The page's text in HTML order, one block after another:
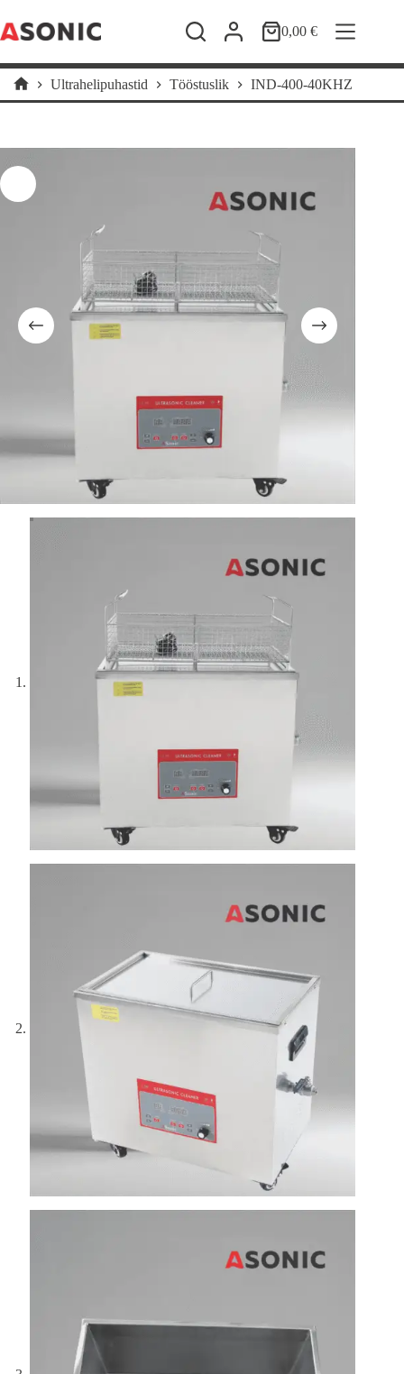
to
content
Shopping
0,00€
Home
Ultrahelipuhastid Tööstuslik IND-400-40KHZ